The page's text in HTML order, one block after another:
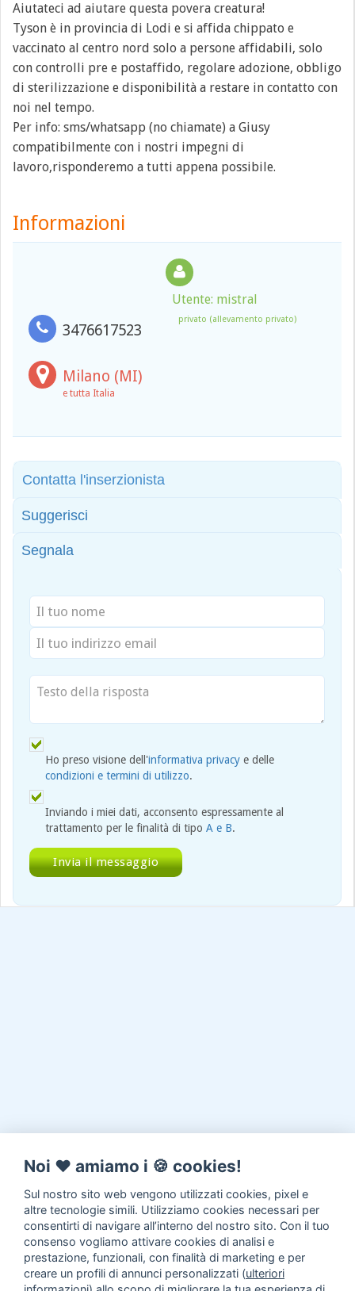
Aiutateci ad aiutare questa povera creatura!
Tyson è in provincia di Lodi e si affida chippato e
vaccinato al centro nord solo a persone affidabili, solo
con controlli pre e postaffido, regolare adozione, obbligo
di sterilizzazione e disponibilità a restare in contatto con
noi nel tempo.
Per info: sms/whatsapp (no chiamate) a Giusy
compatibilmente con i nostri impegni di
lavoro,risponderemo a tutti appena possibile.
Informazioni
3476617523
Utente: mistral
privato (allevamento privato)
Milano (MI)
e tutta Italia
Contatta l'inserzionista
Suggerisci
Segnala
Ho preso visione dell'informativa privacy e delle
condizioni e termini di utilizzo.
Inviando i miei dati, acconsento espressamente al
trattamento per le finalità di tipo A e B.
Noi ♥️ amiamo i 🍪 cookies!
Sul nostro sito web vengono utilizzati cookies, pixel e
altre tecnologie simili. Utilizziamo cookies necessari per
consentirti di navigare all’interno del nostro sito. Con il tuo
consenso vogliamo attivare cookies di analisi e
prestazione, funzionali, con finalità di marketing e per
creare un profili di annunci personalizzati (ulteriori